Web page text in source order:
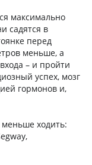
максимально
садятся в
перед
меньше, а
– и пройти
успех, мозг
гормонов и,
ходить: